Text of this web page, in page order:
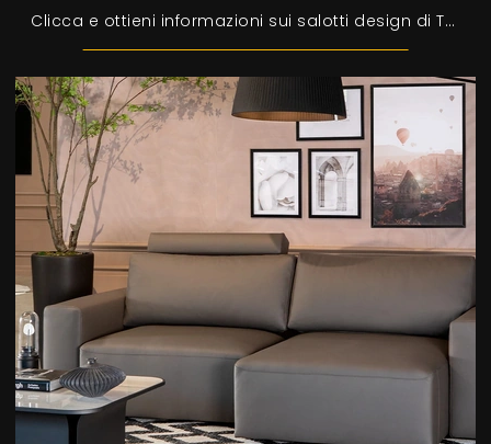
Clicca e ottieni informazioni sui salotti design di Tonin Casa! Differenti modelli di divani, come Tiffany, ti attendono.